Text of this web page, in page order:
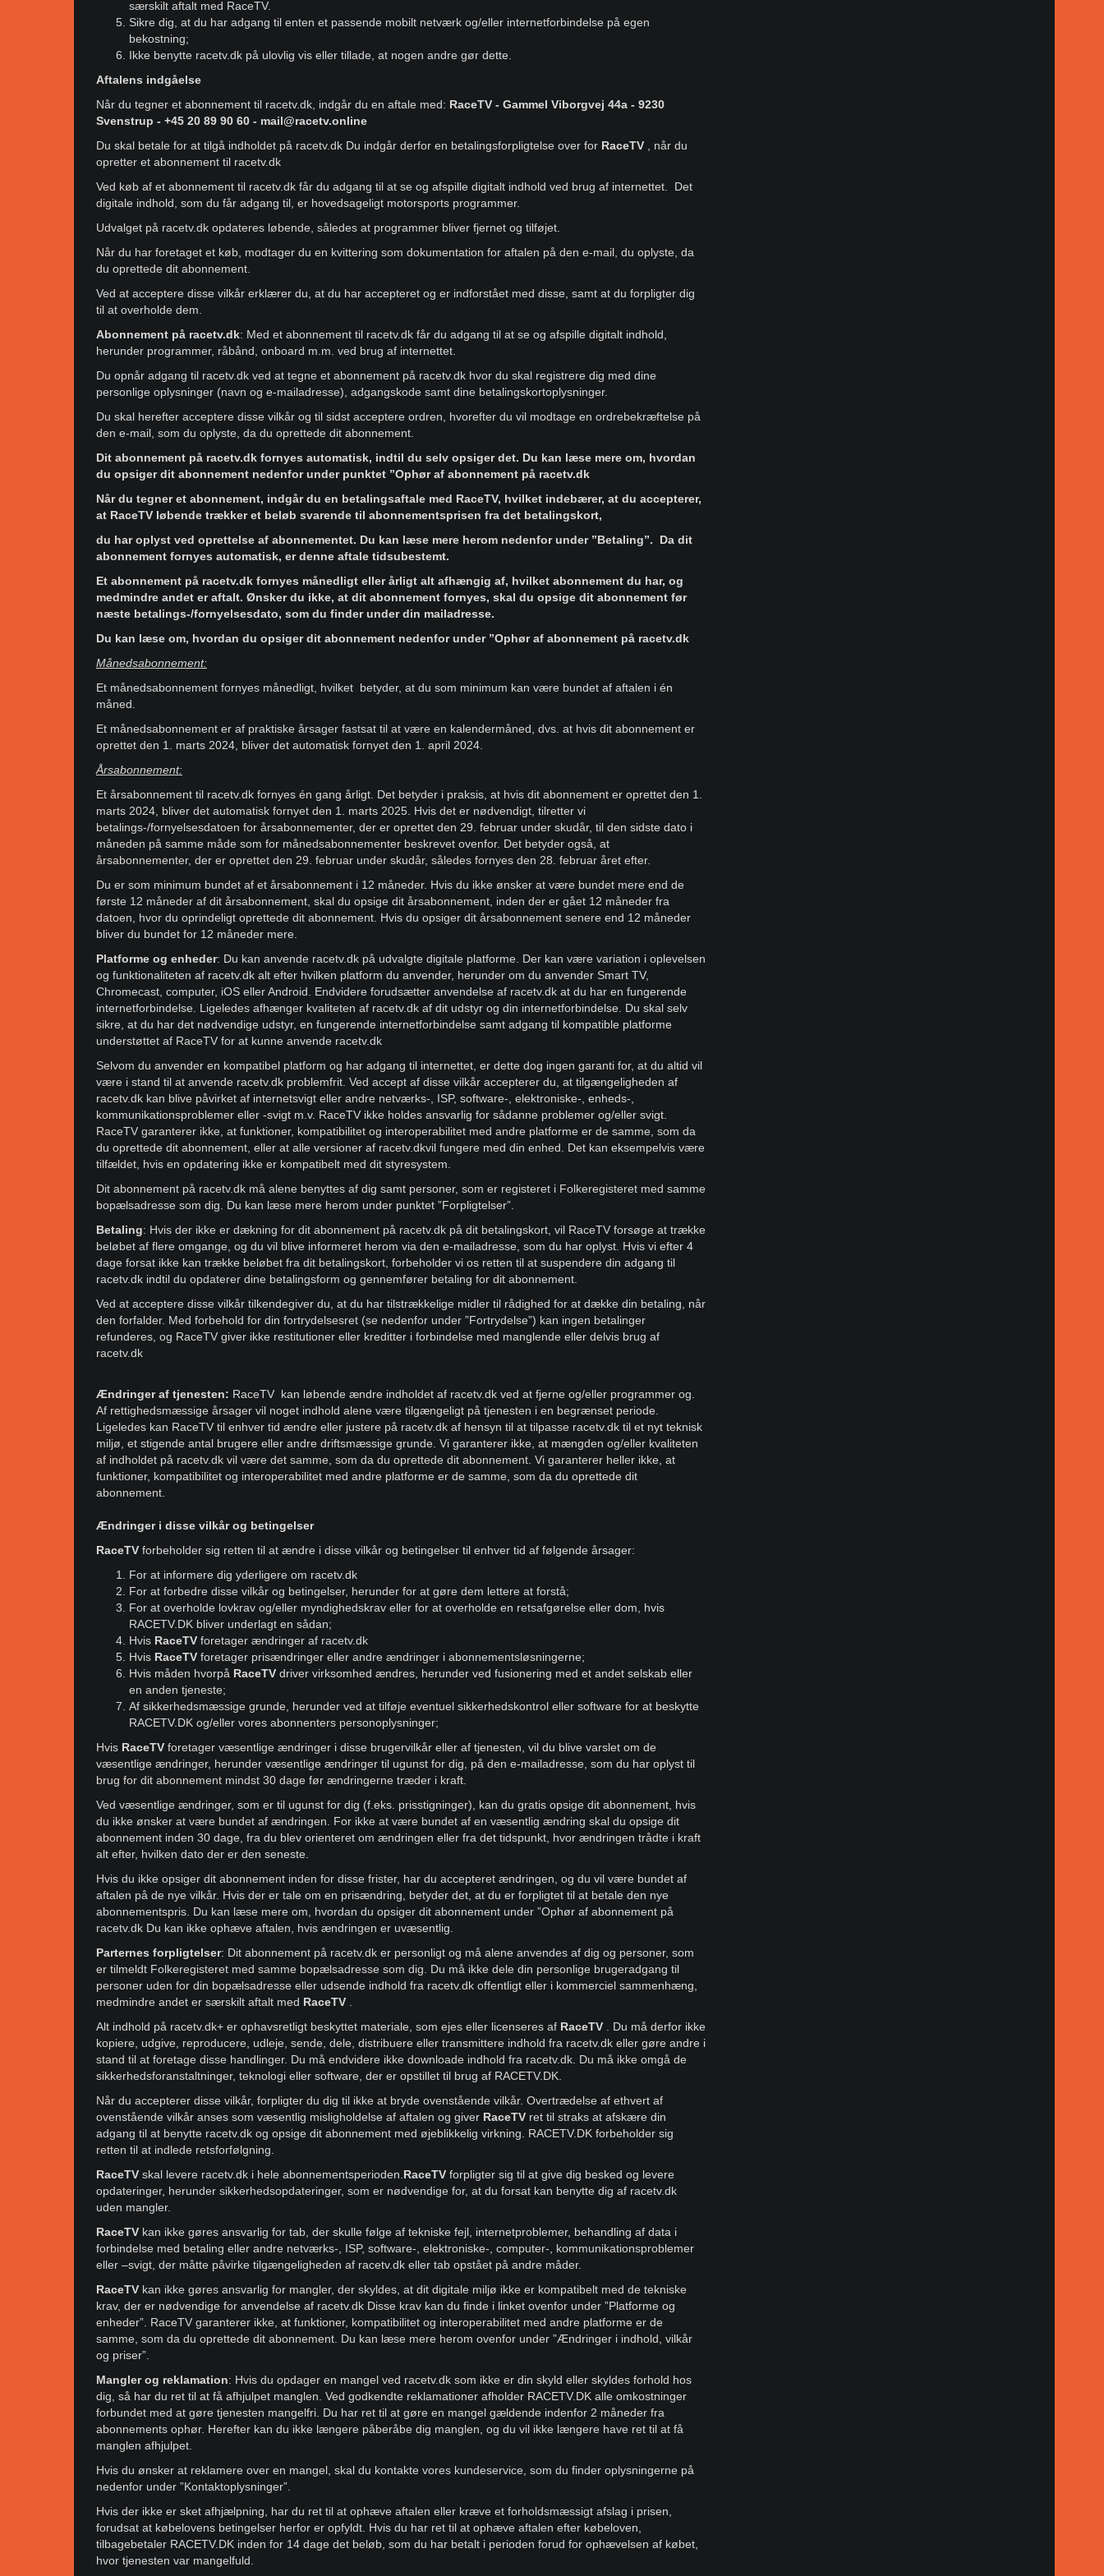
særskilt aftalt med RaceTV.
Sikre dig, at du har adgang til enten et passende mobilt netværk og/eller internetforbindelse på egen
bekostning;
Ikke benytte racetv.dk på ulovlig vis eller tillade, at nogen andre gør dette.
Aftalens indgåelse
Når du tegner et abonnement til racetv.dk, indgår du en aftale med: RaceTV - Gammel Viborgvej 44a - 9230
Svenstrup - +45 20 89 90 60 - mail@racetv.online
Du skal betale for at tilgå indholdet på racetv.dk Du indgår derfor en betalingsforpligtelse over for RaceTV
, når du
opretter et abonnement til racetv.dk
Ved køb af et abonnement til racetv.dk får du adgang til at se og afspille digitalt indhold ved brug af internettet. Det
digitale indhold, som du får adgang til, er hovedsageligt motorsports programmer.
Udvalget på racetv.dk opdateres løbende, således at programmer bliver fjernet og tilføjet.
Når du har foretaget et køb, modtager du en kvittering som dokumentation for aftalen på den e-mail, du oplyste, da
du oprettede dit abonnement.
Ved at acceptere disse vilkår erklærer du, at du har accepteret og er indforstået med disse, samt at du forpligter dig
til at overholde dem.
Abonnement på racetv.dk: Med et abonnement til racetv.dk får du adgang til at se og afspille digitalt indhold,
herunder programmer, råbånd, onboard m.m. ved brug af internettet.
Du opnår adgang til racetv.dk ved at tegne et abonnement på racetv.dk hvor du skal registrere dig med dine
personlige oplysninger (navn og e-mailadresse), adgangskode samt dine betalingskortoplysninger.
Du skal herefter acceptere disse vilkår og til sidst acceptere ordren, hvorefter du vil modtage en ordrebekræftelse på
den e-mail, som du oplyste, da du oprettede dit abonnement.
Dit abonnement på racetv.dk fornyes automatisk, indtil du selv opsiger det. Du kan læse mere om, hvordan
du opsiger dit abonnement nedenfor under punktet ”Ophør af abonnement på racetv.dk
Når du tegner et abonnement, indgår du en betalingsaftale med RaceTV, hvilket indebærer, at du accepterer,
at RaceTV løbende trækker et beløb svarende til abonnementsprisen fra det betalingskort,
du har oplyst ved oprettelse af abonnementet. Du kan læse mere herom nedenfor under ”Betaling”. Da dit
abonnement fornyes automatisk, er denne aftale tidsubestemt.
Et abonnement på racetv.dk fornyes månedligt eller årligt alt afhængig af, hvilket abonnement du har, og
medmindre andet er aftalt. Ønsker du ikke, at dit abonnement fornyes, skal du opsige dit abonnement før
næste betalings-/fornyelsesdato, som du finder under din mailadresse.
Du kan læse om, hvordan du opsiger dit abonnement nedenfor under ”Ophør af abonnement på racetv.dk
Månedsabonnement:
Et månedsabonnement fornyes månedligt, hvilket betyder, at du som minimum kan være bundet af aftalen i én
måned.
Et månedsabonnement er af praktiske årsager fastsat til at være en kalendermåned, dvs. at hvis dit abonnement er
oprettet den 1. marts 2024, bliver det automatisk fornyet den 1. april 2024.
Årsabonnement:
Et årsabonnement til racetv.dk fornyes én gang årligt. Det betyder i praksis, at hvis dit abonnement er oprettet den 1.
marts 2024, bliver det automatisk fornyet den 1. marts 2025. Hvis det er nødvendigt, tilretter vi
betalings-/fornyelsesdatoen for årsabonnementer, der er oprettet den 29. februar under skudår, til den sidste dato i
måneden på samme måde som for månedsabonnementer beskrevet ovenfor. Det betyder også, at
årsabonnementer, der er oprettet den 29. februar under skudår, således fornyes den 28. februar året efter.
Du er som minimum bundet af et årsabonnement i 12 måneder. Hvis du ikke ønsker at være bundet mere end de
første 12 måneder af dit årsabonnement, skal du opsige dit årsabonnement, inden der er gået 12 måneder fra
datoen, hvor du oprindeligt oprettede dit abonnement. Hvis du opsiger dit årsabonnement senere end 12 måneder
bliver du bundet for 12 måneder mere.
Platforme og enheder: Du kan anvende racetv.dk på udvalgte digitale platforme. Der kan være variation i oplevelsen
og funktionaliteten af racetv.dk alt efter hvilken platform du anvender, herunder om du anvender Smart TV,
Chromecast, computer, iOS eller Android. Endvidere forudsætter anvendelse af racetv.dk at du har en fungerende
internetforbindelse. Ligeledes afhænger kvaliteten af racetv.dk af dit udstyr og din internetforbindelse. Du skal selv
sikre, at du har det nødvendige udstyr, en fungerende internetforbindelse samt adgang til kompatible platforme
understøttet af RaceTV for at kunne anvende racetv.dk
Selvom du anvender en kompatibel platform og har adgang til internettet, er dette dog ingen garanti for, at du altid vil
være i stand til at anvende racetv.dk problemfrit. Ved accept af disse vilkår accepterer du, at tilgængeligheden af
racetv.dk kan blive påvirket af internetsvigt eller andre netværks-, ISP, software-, elektroniske-, enheds-,
kommunikationsproblemer eller -svigt m.v. RaceTV ikke holdes ansvarlig for sådanne problemer og/eller svigt.
RaceTV garanterer ikke, at funktioner, kompatibilitet og interoperabilitet med andre platforme er de samme, som da
du oprettede dit abonnement, eller at alle versioner af racetv.dkvil fungere med din enhed. Det kan eksempelvis være
tilfældet, hvis en opdatering ikke er kompatibelt med dit styresystem.
Dit abonnement på racetv.dk må alene benyttes af dig samt personer, som er registeret i Folkeregisteret med samme
bopælsadresse som dig. Du kan læse mere herom under punktet ”Forpligtelser”.
Betaling: Hvis der ikke er dækning for dit abonnement på racetv.dk på dit betalingskort, vil RaceTV forsøge at trække
beløbet af flere omgange, og du vil blive informeret herom via den e-mailadresse, som du har oplyst. Hvis vi efter 4
dage forsat ikke kan trække beløbet fra dit betalingskort, forbeholder vi os retten til at suspendere din adgang til
racetv.dk indtil du opdaterer dine betalingsform og gennemfører betaling for dit abonnement.
Ved at acceptere disse vilkår tilkendegiver du, at du har tilstrækkelige midler til rådighed for at dække din betaling, når
den forfalder. Med forbehold for din fortrydelsesret (se nedenfor under ”Fortrydelse”) kan ingen betalinger
refunderes, og RaceTV giver ikke restitutioner eller kreditter i forbindelse med manglende eller delvis brug af
racetv.dk
Ændringer af tjenesten: RaceTV kan løbende ændre indholdet af racetv.dk ved at fjerne og/eller programmer og.
Af rettighedsmæssige årsager vil noget indhold alene være tilgængeligt på tjenesten i en begrænset periode.
Ligeledes kan RaceTV til enhver tid ændre eller justere på racetv.dk af hensyn til at tilpasse racetv.dk til et nyt teknisk
miljø, et stigende antal brugere eller andre driftsmæssige grunde. Vi garanterer ikke, at mængden og/eller kvaliteten
af indholdet på racetv.dk vil være det samme, som da du oprettede dit abonnement. Vi garanterer heller ikke, at
funktioner, kompatibilitet og interoperabilitet med andre platforme er de samme, som da du oprettede dit
abonnement.
Ændringer i disse vilkår og betingelser
RaceTV forbeholder sig retten til at ændre i disse vilkår og betingelser til enhver tid af følgende årsager:
For at informere dig yderligere om racetv.dk
For at forbedre disse vilkår og betingelser, herunder for at gøre dem lettere at forstå;
For at overholde lovkrav og/eller myndighedskrav eller for at overholde en retsafgørelse eller dom, hvis
RACETV.DK bliver underlagt en sådan;
Hvis RaceTV foretager ændringer af racetv.dk
Hvis RaceTV foretager prisændringer eller andre ændringer i abonnementsløsningerne;
Hvis måden hvorpå RaceTV driver virksomhed ændres, herunder ved fusionering med et andet selskab eller
en anden tjeneste;
Af sikkerhedsmæssige grunde, herunder ved at tilføje eventuel sikkerhedskontrol eller software for at beskytte
RACETV.DK og/eller vores abonnenters personoplysninger;
Hvis RaceTV foretager væsentlige ændringer i disse brugervilkår eller af tjenesten, vil du blive varslet om de
væsentlige ændringer, herunder væsentlige ændringer til ugunst for dig, på den e-mailadresse, som du har oplyst til
brug for dit abonnement mindst 30 dage før ændringerne træder i kraft.
Ved væsentlige ændringer, som er til ugunst for dig (f.eks. prisstigninger), kan du gratis opsige dit abonnement, hvis
du ikke ønsker at være bundet af ændringen. For ikke at være bundet af en væsentlig ændring skal du opsige dit
abonnement inden 30 dage, fra du blev orienteret om ændringen eller fra det tidspunkt, hvor ændringen trådte i kraft
alt efter, hvilken dato der er den seneste.
Hvis du ikke opsiger dit abonnement inden for disse frister, har du accepteret ændringen, og du vil være bundet af
aftalen på de nye vilkår. Hvis der er tale om en prisændring, betyder det, at du er forpligtet til at betale den nye
abonnementspris. Du kan læse mere om, hvordan du opsiger dit abonnement under ”Ophør af abonnement på
racetv.dk Du kan ikke ophæve aftalen, hvis ændringen er uvæsentlig.
Parternes forpligtelser: Dit abonnement på racetv.dk er personligt og må alene anvendes af dig og personer, som
er tilmeldt Folkeregisteret med samme bopælsadresse som dig. Du må ikke dele din personlige brugeradgang til
personer uden for din bopælsadresse eller udsende indhold fra racetv.dk offentligt eller i kommerciel sammenhæng,
medmindre andet er særskilt aftalt med RaceTV
Alt indhold på racetv.dk+ er ophavsretligt beskyttet materiale, som ejes eller licenseres af RaceTV
. Du må derfor ikke
kopiere, udgive, reproducere, udleje, sende, dele, distribuere eller transmittere indhold fra racetv.dk eller gøre andre i
stand til at foretage disse handlinger. Du må endvidere ikke downloade indhold fra racetv.dk. Du må ikke omgå de
sikkerhedsforanstaltninger, teknologi eller software, der er opstillet til brug af RACETV.DK.
Når du accepterer disse vilkår, forpligter du dig til ikke at bryde ovenstående vilkår. Overtrædelse af ethvert af
ovenstående vilkår anses som væsentlig misligholdelse af aftalen og giver RaceTV ret til straks at afskære din
adgang til at benytte racetv.dk og opsige dit abonnement med øjeblikkelig virkning. RACETV.DK forbeholder sig
retten til at indlede retsforfølgning.
RaceTV skal levere racetv.dk i hele abonnementsperioden. RaceTV forpligter sig til at give dig besked og levere
opdateringer, herunder sikkerhedsopdateringer, som er nødvendige for, at du forsat kan benytte dig af racetv.dk
uden mangler.
RaceTV kan ikke gøres ansvarlig for tab, der skulle følge af tekniske fejl, internetproblemer, behandling af data i
forbindelse med betaling eller andre netværks-, ISP, software-, elektroniske-, computer-, kommunikationsproblemer
eller –svigt, der måtte påvirke tilgængeligheden af racetv.dk eller tab opstået på andre måder.
RaceTV kan ikke gøres ansvarlig for mangler, der skyldes, at dit digitale miljø ikke er kompatibelt med de tekniske
krav, der er nødvendige for anvendelse af racetv.dk Disse krav kan du finde i linket ovenfor under ”Platforme og
enheder”. RaceTV garanterer ikke, at funktioner, kompatibilitet og interoperabilitet med andre platforme er de
samme, som da du oprettede dit abonnement. Du kan læse mere herom ovenfor under ”Ændringer i indhold, vilkår
og priser”.
Mangler og reklamation: Hvis du opdager en mangel ved racetv.dk som ikke er din skyld eller skyldes forhold hos
dig, så har du ret til at få afhjulpet manglen. Ved godkendte reklamationer afholder RACETV.DK alle omkostninger
forbundet med at gøre tjenesten mangelfri. Du har ret til at gøre en mangel gældende indenfor 2 måneder fra
abonnements ophør. Herefter kan du ikke længere påberåbe dig manglen, og du vil ikke længere have ret til at få
manglen afhjulpet.
Hvis du ønsker at reklamere over en mangel, skal du kontakte vores kundeservice, som du finder oplysningerne på
nedenfor under ”Kontaktoplysninger”.
Hvis der ikke er sket afhjælpning, har du ret til at ophæve aftalen eller kræve et forholdsmæssigt afslag i prisen,
forudsat at købelovens betingelser herfor er opfyldt. Hvis du har ret til at ophæve aftalen efter købeloven,
tilbagebetaler RACETV.DK inden for 14 dage det beløb, som du har betalt i perioden forud for ophævelsen af købet,
hvor tjenesten var mangelfuld.